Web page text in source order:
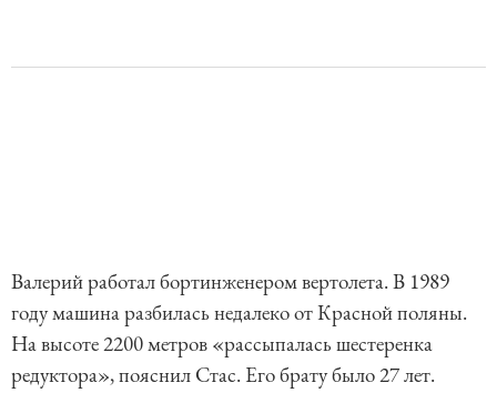
Валерий работал бортинженером вертолета. В 1989
году машина разбилась недалеко от Красной поляны.
На высоте 2200 метров «рассыпалась шестеренка
редуктора», пояснил Стас. Его брату было 27 лет.